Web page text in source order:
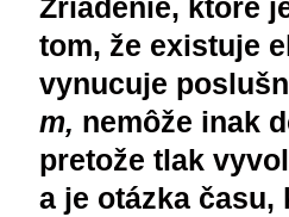
Zriadenie, ktoré
tom, že existuje
vynucuje
m, nemôže inak
pretože tlak
a je otázka času,